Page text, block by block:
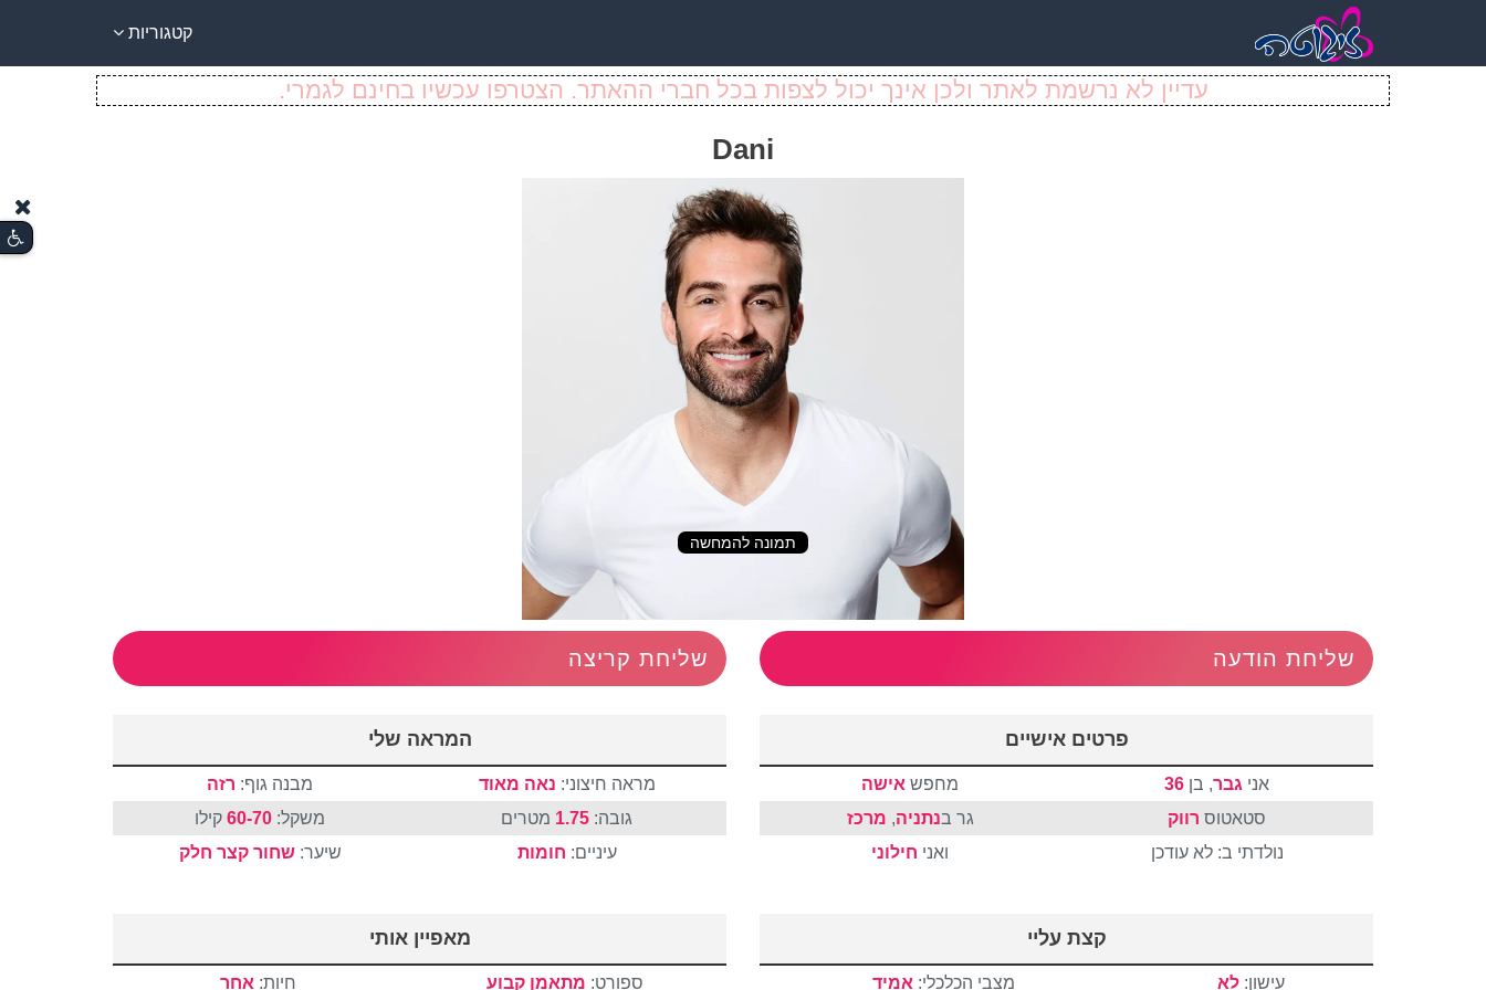
קטגוריות
עדיין לא נרשמת לאתר ולכן אינך יכול לצפות בכל חברי ההאתר. הצטרפו עכשיו בחינם לגמרי.
Dani
תמונה להמחשה
שליחת הודעה שליחת קריצה
פרטים אישיים
אני גבר, בן 36 מחפש אישה
סטאטוס רווק גר בנתניה, מרכז
נולדתי ב: לא עודכן
ואני חילוני
המראה שלי
מראה חיצוני: נאה מאוד מבנה גוף: רזה
גובה: 1.75 מטרים משקל: 60-70 קילו
עיניים: חומות שיער:שחור קצר חלק
קצת עליי
עישון:לא מצבי הכלכלי: אמיד
מאפיין אותי
ספורט: מתאמן קבוע חיות: אחר